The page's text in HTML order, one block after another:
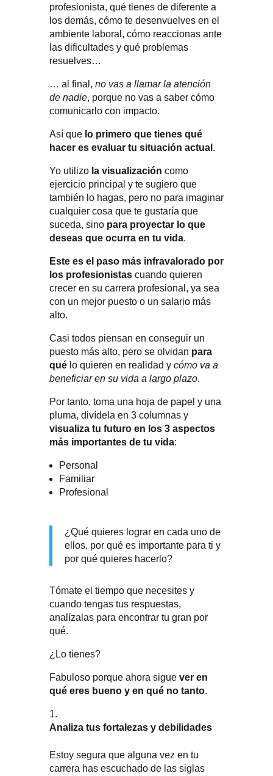
profesionista, qué tienes de diferente a
los demás, cómo te desenvuelves en el
ambiente laboral, cómo reaccionas ante
las dificultades y qué problemas
resuelves…
… al final, no vas a llamar la atención
de nadie, porque no vas a saber cómo
comunicarlo con impacto.
Así que lo primero que tienes qué
hacer es evaluar tu situación actual .
Yo utilizo la visualización como
ejercicio principal y te sugiero que
también lo hagas, pero no para imaginar
cualquier cosa que te gustaría que
suceda, sino para proyectar lo que
deseas que ocurra en tu vida.
Este es el paso más infravalorado por
los profesionistascuando quieren
crecer en su carrera profesional, ya sea
con un mejor puesto o un salario más
alto.
Casi todos piensan en conseguir un
puesto más alto, pero se olvidan para
quélo quieren en realidad y cómo va a
beneficiar en su vida a largo plazo.
Por tanto, toma una hoja de papel y una
pluma, divídela en 3 columnas y
visualiza tu futuro en los 3 aspectos
más importantes de tu vida:
Personal
Familiar
Profesional
¿Qué quieres lograr en cada uno de
ellos, por qué es importante para ti y
por qué quieres hacerlo?
Tómate el tiempo que necesites y
cuando tengas tus respuestas,
analízalas para encontrar tu gran por
qué.
¿Lo tienes?
Fabuloso porque ahora sigue ver en
qué eres bueno y en qué no tanto.
Analiza tus fortalezas y debilidades
Estoy segura que alguna vez en tu
carrera has escuchado de las siglas